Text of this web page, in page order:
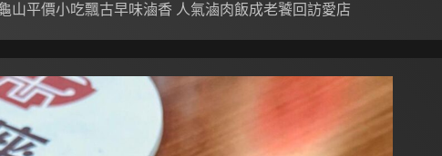
山平價小吃飄古早味滷香 人氣滷肉飯成老饕回訪愛店